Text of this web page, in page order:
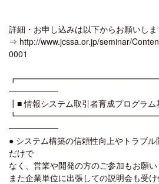
詳細・お申し込みは以下からお願いしま
⇒ http://www.jcssa.or.jp/seminar/
0001
━━━━━━
┃■ 情報システム取引者育成プログラム
━━━━━━
● システム構築の信頼性向上やトラブ
だけで
なく、営業や開発の方のご参加もお願い
また企業単位に出張しての説明会も受け